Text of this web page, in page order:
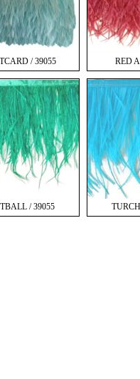
/ 39055 RED
/ 39055